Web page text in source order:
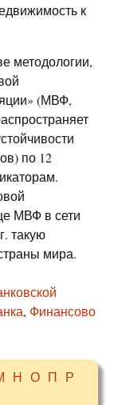
к
методологии,
(МВФ,
по 12
МВФ в сети
такую
мира.
, Финансово
Н О П Р